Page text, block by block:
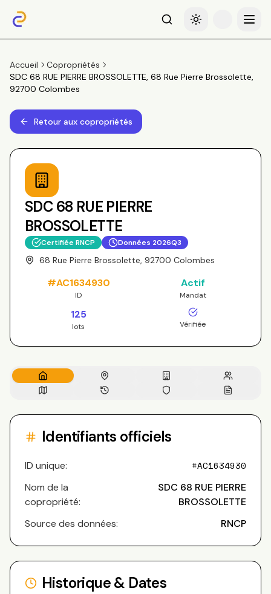
RechercheBasculer le thème
Menu
Accueil
Copropriétés
SDC 68 RUE PIERRE BROSSOLETTE, 68 Rue Pierre Brossolette,
92700 Colombes
Retour aux copropriétés
SDC 68 RUE PIERRE
BROSSOLETTE
Certifiée RNCP Données 2026Q3
68 Rue Pierre Brossolette, 92700 Colombes
#AC1634930
ID
Actif
Mandat
125
lots Vérifiée
Identifiants officiels
ID unique: #AC1634930
Nom de la
copropriété:
SDC 68 RUE PIERRE
BROSSOLETTE
Source des données:
RNCP
Historique & Dates